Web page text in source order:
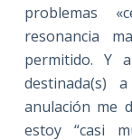
problemas
resonancia
permitido. Y
destinada(s)
anulación me
estoy “casi